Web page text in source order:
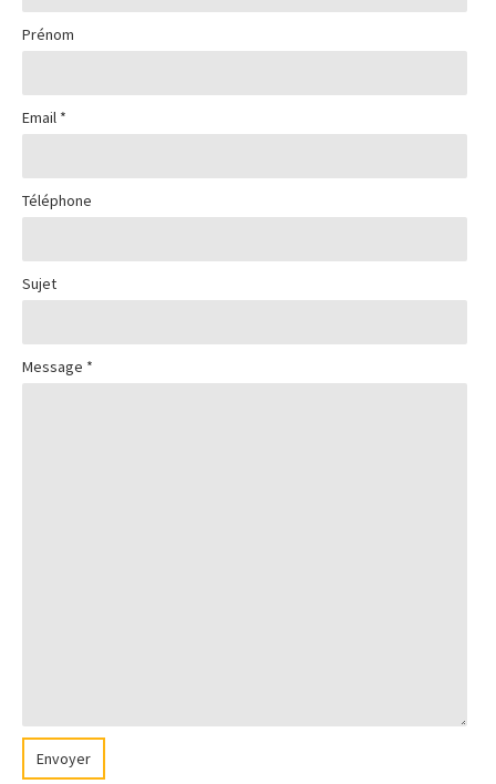
CITATIONS
A PROPOS
Prénom
Email *
Téléphone
Sujet
Message *
Envoyer